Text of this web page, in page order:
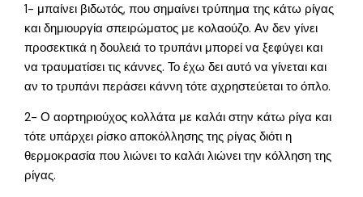
1- μπαίνει βιδωτός, που σημαίνει τρύπημα της κάτω ρίγας
και δημιουργία σπειρώματος με κολαούζο. Αν δεν γίνει
προσεκτικά η δουλειά το τρυπάνι μπορεί να ξεφύγει και
να τραυματίσει τις κάννες. Το έχω δει αυτό να γίνεται και
αν το τρυπάνι περάσει κάννη τότε αχρηστεύεται το όπλο.
2- Ο αορτηριούχος κολλάτα με καλάι στην κάτω ρίγα και
τότε υπάρχει ρίσκο αποκόλλησης της ρίγας διότι η
θερμοκρασία που λιώνει το καλάι λιώνει την κόλληση της
ρίγας.